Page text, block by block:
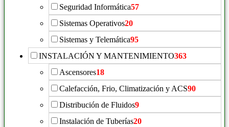
Seguridad Informática57
Sistemas Operativos20
Sistemas y Telemática95
INSTALACIÓN Y MANTENIMIENTO363
Ascensores18
Calefacción, Frio, Climatización y ACS90
Distribución de Fluidos9
Instalación de Tuberías20